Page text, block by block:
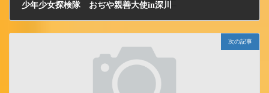
少年少女探検隊 おぢや親善大使in深川
次の記事